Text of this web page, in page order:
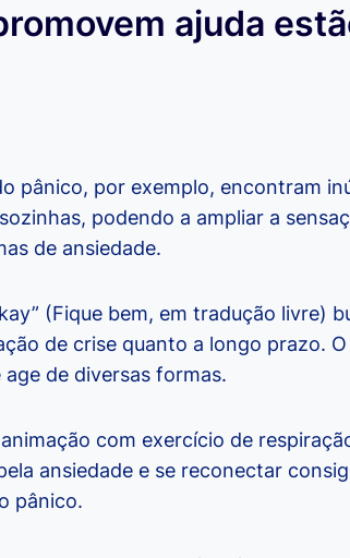
ajuda
pânico, por exemplo, encontram
podendo a ampliar a
de ansiedade.
(Fique bem, em tradução livre)
de crise quanto a longo prazo.
de diversas formas.
com exercício de
ansiedade e se reconectar
pânico.